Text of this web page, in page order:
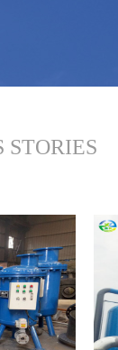
STORIES